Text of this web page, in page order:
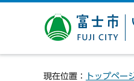
富士市 いただ
じまり
現在位置： トップペー